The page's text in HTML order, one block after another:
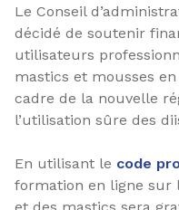
Le Conseil
décidé de soutenir
utilisateurs
mastics et mousses
cadre de la nouvelle
l’utilisation sûre des
En utilisant le code
formation en ligne sur